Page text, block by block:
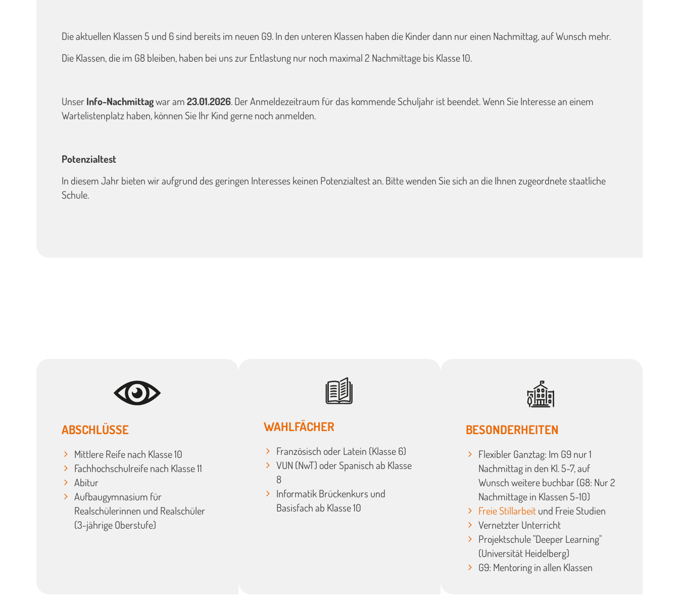
Die aktuellen Klassen 5 und 6 sind bereits im neuen G9. In den unteren Klassen haben die Kinder dann nur einen Nachmittag, auf Wunsch mehr.
Die Klassen, die im G8 bleiben, haben bei uns zur Entlastung nur noch maximal 2 Nachmittage bis Klasse 10.
UnserInfo-Nachmittagwar am23.01.2026. Der Anmeldezeitraum für das kommende Schuljahr ist beendet. Wenn Sie Interesse an einem
Wartelistenplatz haben, können Sie Ihr Kind gerne noch anmelden.
Potenzialtest
In diesem Jahr bieten wir aufgrund des geringen Interesses keinen Potenzialtest an. Bitte wenden Sie sich an die Ihnen zugeordnete staatliche
Schule.
ABSCHLÜSSE
Mittlere Reife nach Klasse 10
Fachhochschulreife nach Klasse 11
Abitur
Aufbaugymnasium für
Realschülerinnen und Realschüler
(3-jährige Oberstufe)
WAHLFÄCHER
Französisch oder Latein (Klasse 6)
VUN (NwT) oder Spanisch ab Klasse
8
Informatik Brückenkurs und
Basisfach ab Klasse 10
BESONDERHEITEN
Flexibler Ganztag: Im G9 nur 1
Nachmittag in den Kl. 5-7, auf
Wunsch weitere buchbar (G8: Nur 2
Nachmittage in Klassen 5-10)
Freie Stillarbeitund Freie Studien
Vernetzter Unterricht
Projektschule "Deeper Learning"
(Universität Heidelberg)
G9: Mentoring in allen Klassen